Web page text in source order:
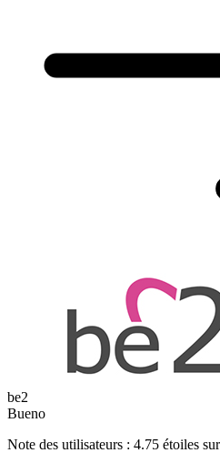
be2
Bueno
Note des utilisateurs : 4.75 étoiles